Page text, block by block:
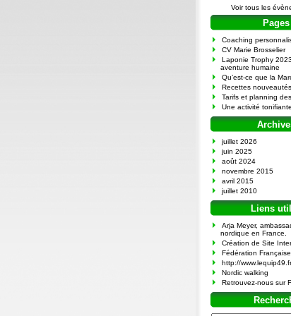
Voir tous les
Pages
Coaching
CV Marie Brosselier
Laponie Trophy
aventure humaine
Qu’est-ce que la
Recettes
Tarifs et planning
Une activité
juillet 2026
juin 2025
août 2024
novembre 2015
avril 2015
juillet 2010
Liens
Arja Meyer,
nordique en France.
Création de Site
Fédération
http://
Nordic walking
Retrouvez-nous sur